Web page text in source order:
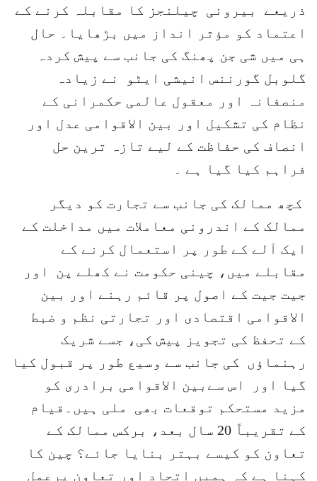
ذریعے بیرونی چیلنجز کا مقابلہ کرنے کے
اعتماد کو مؤثر انداز میں بڑھایا۔ حال
ہی میں شی جن پھنگ کی جانب سے پیش کردہ
گلوبل گورننس انیشی ایٹو نے زیادہ
منصفانہ اور معقول عالمی حکمرانی کے
نظام کی تشکیل اور بین الاقوامی عدل اور
انصاف کی حفاظت کے لیے تازہ ترین حل
فراہم کیا گیا ہے ۔
کچھ ممالک کی جانب سے تجارت کو دیگر
ممالک کے اندرونی معاملات میں مداخلت کے
ایک آلے کے طور پر استعمال کرنے کے
مقابلے میں، چینی حکومت نے کھلے پن اور
جیت جیت کے اصول پر قائم رہنے اور بین
الاقوامی اقتصادی اور تجارتی نظم و ضبط
کے تحفظ کی تجویز پیش کی، جسے شریک
رہنماؤں کی جانب سے وسیع طور پر قبول کیا
گیا اور اس سےبین الاقوامی برادری کو
مزید مستحکم توقعات بھی ملی ہیں۔قیام
کے تقریباً 20 سال بعد، برکس ممالک کے
تعاون کو کیسے بہتر بنایا جائے؟ چین کا
کہنا ہے کہ ہمیں اتحاد اور تعاون پرعمل